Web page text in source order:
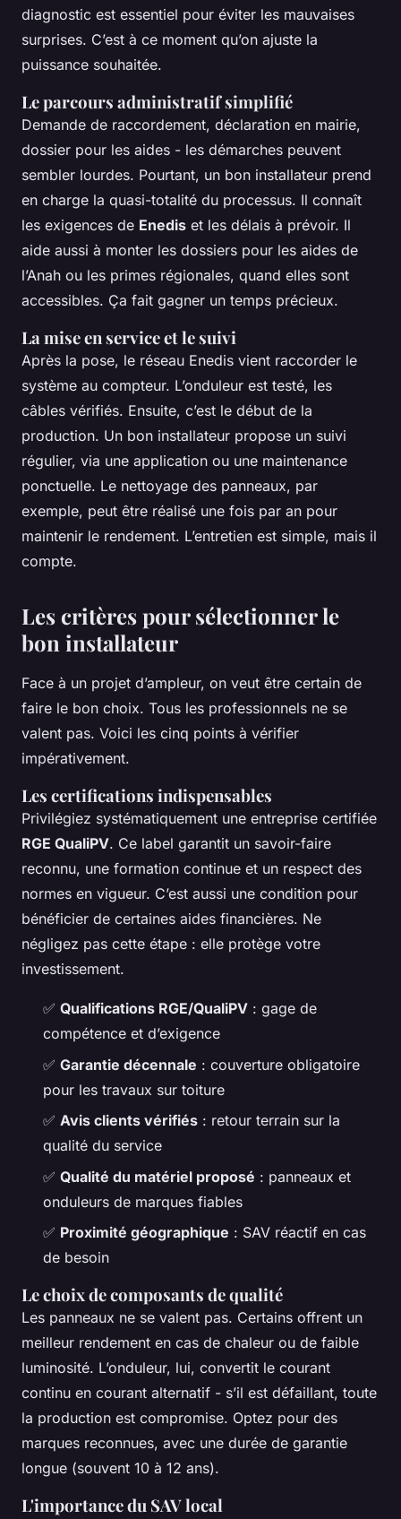
diagnostic est essentiel pour éviter les mauvaises
surprises. C’est à ce moment qu’on ajuste la
puissance souhaitée.
Le parcours administratif simplifié
Demande de raccordement, déclaration en mairie,
dossier pour les aides - les démarches peuvent
sembler lourdes. Pourtant, un bon installateur prend
en charge la quasi-totalité du processus. Il connaît
les exigences de Enedis et les délais à prévoir. Il
aide aussi à monter les dossiers pour les aides de
l’Anah ou les primes régionales, quand elles sont
accessibles. Ça fait gagner un temps précieux.
La mise en service et le suivi
Après la pose, le réseau Enedis vient raccorder le
système au compteur. L’onduleur est testé, les
câbles vérifiés. Ensuite, c’est le début de la
production. Un bon installateur propose un suivi
régulier, via une application ou une maintenance
ponctuelle. Le nettoyage des panneaux, par
exemple, peut être réalisé une fois par an pour
maintenir le rendement. L’entretien est simple, mais il
compte.
Les critères pour sélectionner le
bon installateur
Face à un projet d’ampleur, on veut être certain de
faire le bon choix. Tous les professionnels ne se
valent pas. Voici les cinq points à vérifier
impérativement.
Les certifications indispensables
Privilégiez systématiquement une entreprise certifiée
RGE QualiPV. Ce label garantit un savoir-faire
reconnu, une formation continue et un respect des
normes en vigueur. C’est aussi une condition pour
bénéficier de certaines aides financières. Ne
négligez pas cette étape : elle protège votre
investissement.
✅ Qualifications RGE/QualiPV : gage de
compétence et d’exigence
✅ Garantie décennale : couverture obligatoire
pour les travaux sur toiture
✅ Avis clients vérifiés : retour terrain sur la
qualité du service
✅ Qualité du matériel proposé : panneaux et
onduleurs de marques fiables
✅ Proximité géographique : SAV réactif en cas
de besoin
Le choix de composants de qualité
Les panneaux ne se valent pas. Certains offrent un
meilleur rendement en cas de chaleur ou de faible
luminosité. L’onduleur, lui, convertit le courant
continu en courant alternatif - s’il est défaillant, toute
la production est compromise. Optez pour des
marques reconnues, avec une durée de garantie
longue (souvent 10 à 12 ans).
L'importance du SAV local